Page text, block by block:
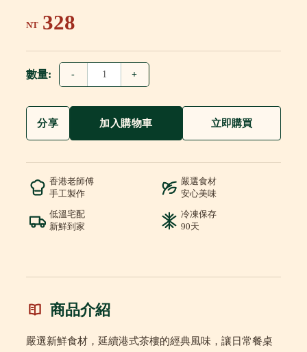
NT 328
數量: - +
分享 加入購物車 立即購買
香港老師傅
手工製作
嚴選食材
安心美味
低溫宅配
新鮮到家
冷凍保存
90天
商品介紹
嚴選新鮮食材，延續港式茶樓的經典風味，讓日常餐桌